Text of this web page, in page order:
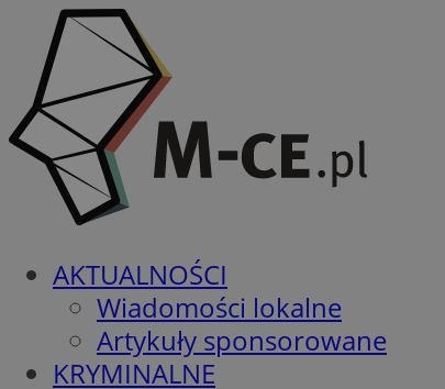
AKTUALNOŚCI
Wiadomości lokalne
Artykuły sponsorowane
KRYMINALNE